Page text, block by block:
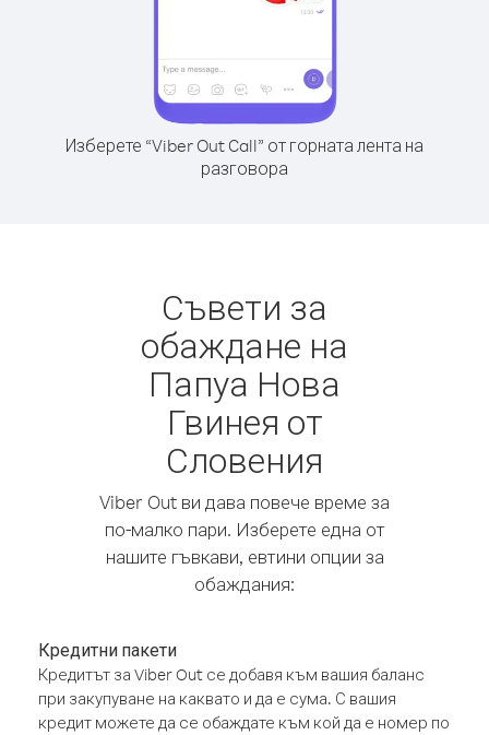
Изберете “Viber Out Call” от горната лента на
разговора
Съвети за
обаждане на
Папуа Нова
Гвинея от
Словения
Viber Out ви дава повече време за
по-малко пари. Изберете една от
нашите гъвкави, евтини опции за
обаждания:
Кредитни пакети
Кредитът за Viber Out се добавя към вашия баланс
при закупуване на каквато и да е сума. С вашия
кредит можете да се обаждате към кой да е номер по